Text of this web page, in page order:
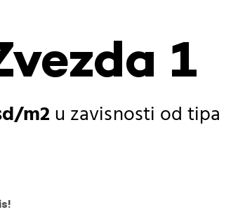
1
u zavisnosti od tipa